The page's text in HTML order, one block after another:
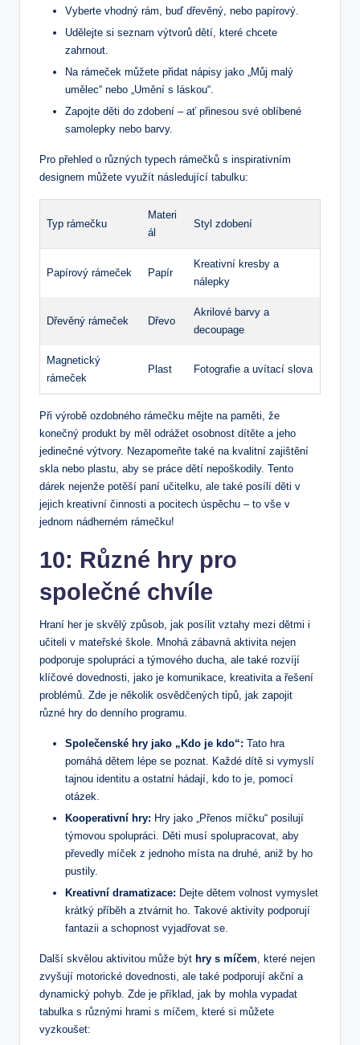
Vyberte vhodný rám, buď dřevěný, nebo papírový.
Udělejte si seznam výtvorů dětí, které chcete
zahrnout.
Na rámeček můžete přidat nápisy jako „Můj malý
umělec“ nebo „Umění s láskou“.
Zapojte děti do zdobení – ať přinesou své oblíbené
samolepky nebo barvy.
Pro přehled o různých typech rámečků s inspirativním
designem můžete využít následující tabulku:
Typ rámečku
Materi
ál
Styl zdobení
Papírový rámeček Papír
Kreativní kresby a
nálepky
Dřevěný rámeček Dřevo
Akrilové barvy a
decoupage
Magnetický
rámeček
Plast Fotografie a uvítací slova
Při výrobě ozdobného rámečku mějte na paměti, že
konečný produkt by měl odrážet osobnost dítěte a jeho
jedinečné výtvory. Nezapomeňte také na kvalitní zajištění
skla nebo plastu, aby se práce dětí nepoškodily. Tento
dárek nejenže potěší paní učitelku, ale také posílí děti v
jejich kreativní činnosti a pocitech úspěchu – to vše v
jednom nádherném rámečku!
10: Různé hry pro
společné chvíle
Hraní her je skvělý způsob, jak posílit vztahy mezi dětmi i
učiteli v mateřské škole. Mnohá zábavná aktivita nejen
podporuje spolupráci a týmového ducha, ale také rozvíjí
klíčové dovednosti, jako je komunikace, kreativita a řešení
problémů. Zde je několik osvědčených tipů, jak zapojit
různé hry do denního programu.
Společenské hry jako „Kdo je kdo“: Tato hra
pomáhá dětem lépe se poznat. Každé dítě si vymyslí
tajnou identitu a ostatní hádají, kdo to je, pomocí
otázek.
Kooperativní hry: Hry jako „Přenos míčku“ posilují
týmovou spolupráci. Děti musí spolupracovat, aby
převedly míček z jednoho místa na druhé, aniž by ho
pustily.
Kreativní dramatizace: Dejte dětem volnost vymyslet
krátký příběh a ztvárnit ho. Takové aktivity podporují
fantazii a schopnost vyjadřovat se.
Další skvělou aktivitou může být hry s míčem, které nejen
zvyšují motorické dovednosti, ale také podporují akční a
dynamický pohyb. Zde je příklad, jak by mohla vypadat
tabulka s různými hrami s míčem, které si můžete
vyzkoušet: